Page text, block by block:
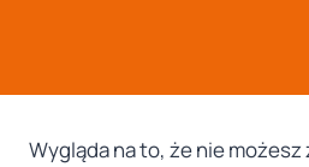
Wygląda na to, że nie